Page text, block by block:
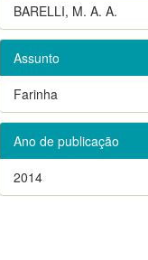
BARELLI, M. A. A.
Assunto
Farinha
Ano de publicação
2014